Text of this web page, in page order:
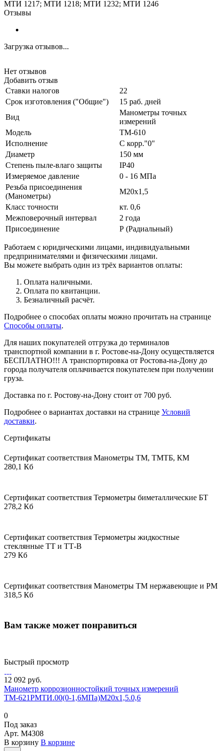
МТИ 1217; МТИ 1218; МТИ 1232; МТИ 1246
Отзывы
Загрузка отзывов...
Нет отзывов
Добавить отзыв
Ставки налогов
22
Срок изготовления ("Общие")
15 раб. дней
Вид
Манометры точных
измерений
Модель
ТМ-610
Исполнение
С корр."0"
Диаметр
150 мм
Степень пыле-влаго защиты
IP40
Измеряемое давление
0 - 16 МПа
Резьба присоединения
(Манометры)
М20х1,5
Класс точности
кт. 0,6
Межповерочный интервал
2 года
Присоединение
Р (Радиальный)
Работаем с юридическими лицами, индивидуальными
предпринимателями и физическими лицами.
Вы можете выбрать один из трёх вариантов оплаты:
Оплата наличными.
Оплата по квитанции.
Безналичный расчёт.
Подробнее о способах оплаты можно прочитать на странице
Способы оплаты.
Для наших покупателей отгрузка до терминалов
транспортной компании в г. Ростове-на-Дону осуществляется
БЕСПЛАТНО!!! А транспортировка от Ростова-на-Дону до
города получателя оплачивается покупателем при получении
груза.
Доставка по г. Ростову-на-Дону стоит от 700 руб.
Подробнее о вариантах доставки на странице Условий
доставки.
Сертификаты
Сертификат соответствия Манометры ТМ, ТМТБ, КМ
280,1 Кб
Сертификат соответствия Термометры биметаллические БТ
278,2 Кб
Сертификат соответствия Термометры жидкостные
стеклянные ТТ и ТТ-В
279 Кб
Сертификат соответствия Манометры ТМ нержавеющие и РМ
318,5 Кб
Вам также может понравиться
Быстрый просмотр
12 092 руб.
Манометр коррозионностойкий точных измерений
ТМ-621РМТИ.00(0-1,6МПа)М20х1,5.0,6
0
Под заказ
Арт. M4308
В корзину В корзине